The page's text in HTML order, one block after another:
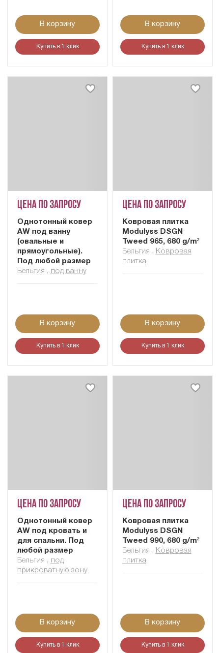
В корзину
Купить в 1 клик
В корзину
Купить в 1 клик
Цена по запросу
Однотонный ковер
AW под ванну
(овальные и
прямоугольные).
Под любой размер
Бельгия , под ванну
В корзину
Купить в 1 клик
Цена по запросу
Ковровая плитка
Modulyss DSGN
Tweed 965, 680 g/m²
Бельгия , Ковровая
плитка
В корзину
Купить в 1 клик
Цена по запросу
Однотонный ковер
AW под кровать и
для спальни. Под
любой размер
Бельгия , под
прикроватную зону
В корзину
Купить в 1 клик
Цена по запросу
Ковровая плитка
Modulyss DSGN
Tweed 990, 680 g/m²
Бельгия , Ковровая
плитка
В корзину
Купить в 1 клик